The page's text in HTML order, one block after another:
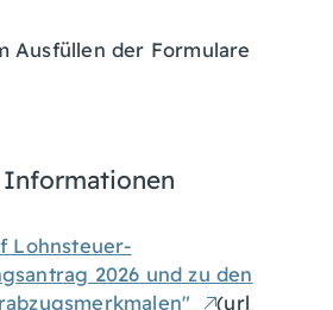
Ausfüllen der Formulare
Lohnsteuer-
2026 und zu den
(url